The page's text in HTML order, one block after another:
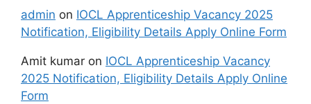
admin on IOCL Apprenticeship Vacancy 2025
Notification, Eligibility Details Apply Online Form
Amit kumar on IOCL Apprenticeship Vacancy
2025 Notification, Eligibility Details Apply Online
Form